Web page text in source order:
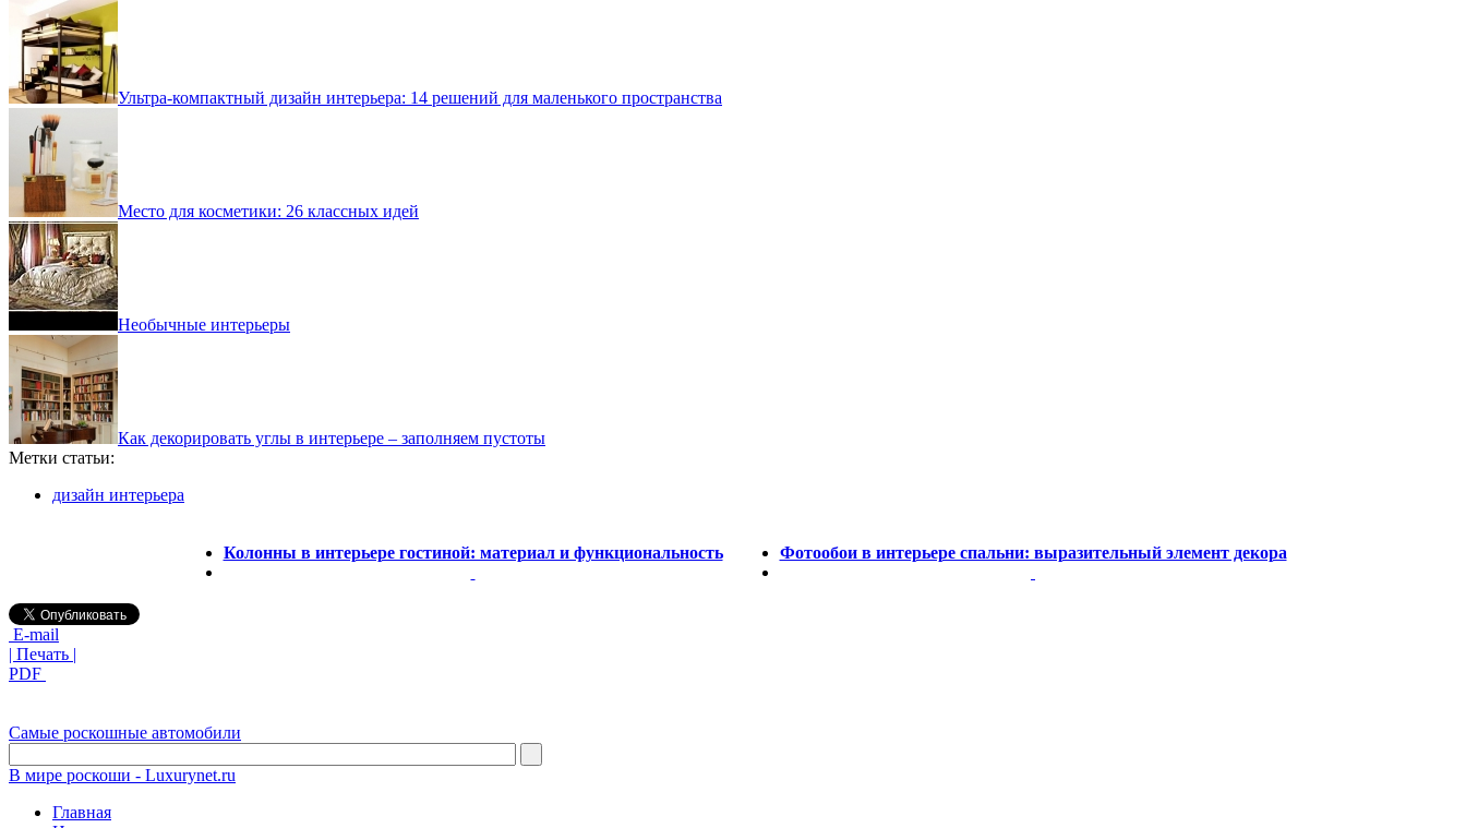
Ультра-компактный дизайн интерьера: 14 решений для маленького пространства
Место для косметики: 26 классных идей
Необычные интерьеры
Как декорировать углы в интерьере – заполняем пустоты
Метки статьи:
дизайн интерьера
Колонны в интерьере гостиной: материал и функциональность Фотообои в интерьере спальни: выразительный элемент декора
E-mail
| Печать |
PDF
Самые роскошные автомобили
В мире роскоши - Luxurynet.ru
Главная